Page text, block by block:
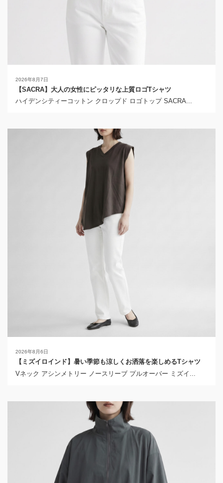
2026年8月7日
【SACRA】大人の女性にピッタリな上質ロゴTシャツ
ハイデンシティーコットン クロップド ロゴトップ SACRA...
2026年8月6日
【ミズイロインド】暑い季節も涼しくお洒落を楽しめるTシャツ
Vネック アシンメトリー ノースリーブ プルオーバー ミズイ...